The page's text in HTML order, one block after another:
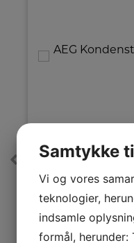
Produktdatablad
AEG
TR702K84L
AEG TR702K84L
kapacitet tørrer
SensiDry, MixDry og
lavt forbrug.
krøl og
Energiklasse
Samtykke
Vi og vores
teknologier,
indsamle
formål, herunder: